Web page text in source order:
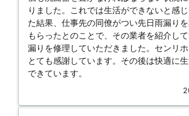
りました。これでは生活ができないと感
た結果、仕事先の同僚がつい先日雨漏り
もらったとのことで、その業者を紹介し
漏りを修理していただきました。センリ
とても感謝しています。その後は快適に
できています。